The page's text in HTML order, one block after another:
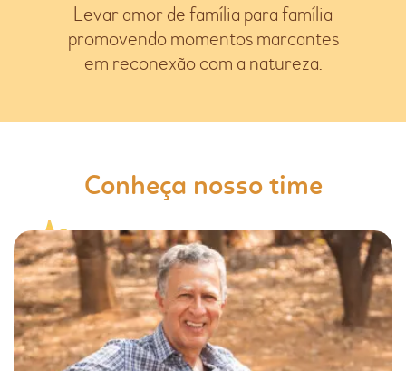
Levar amor de família para família
promovendo momentos marcantes
em reconexão com a natureza.
Conheça nosso time